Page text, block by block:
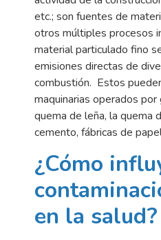
etc.; son fuentes de
otros múltiples procesos
material particulado fino
emisiones directas de
combustión. Estos
maquinarias operados
quema de leña, la quema
cemento, fábricas de
¿Cómo
en la salud?